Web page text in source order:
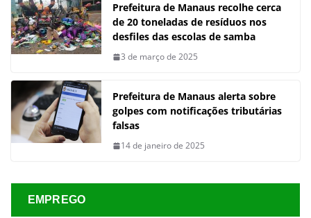
Prefeitura de Manaus recolhe cerca
de 20 toneladas de resíduos nos
desfiles das escolas de samba
3 de março de 2025
Prefeitura de Manaus alerta sobre
golpes com notificações tributárias
falsas
14 de janeiro de 2025
EMPREGO